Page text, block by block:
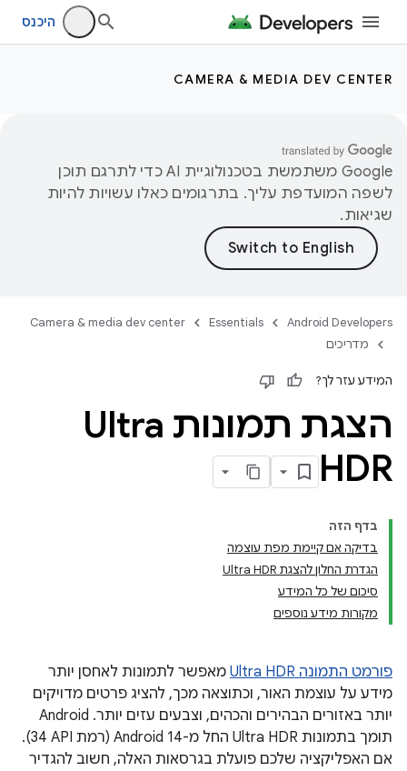
היכנס
CAMERA & MEDIA DEV CENTER
‫Google משתמשת בטכנולוגיית AI כדי לתרגם תוכן
לשפה המועדפת עליך. בתרגומים כאלו עשויות להיות
שגיאות.
Android Developers
Essentials
Camera & media dev center
מדריכים
המידע עזר לך?
הצגת תמונות Ultra
HDR
בדף הזה
בדיקה אם קיימת מפת עוצמה
הגדרת החלון להצגת Ultra HDR
סיכום של כל המידע
מקורות מידע נוספים
פורמט התמונה Ultra HDR
מאפשר לתמונות לאחסן יותר
מידע על עוצמת האור, וכתוצאה מכך, להציג פרטים מדויקים
יותר באזורים הבהירים והכהים, וצבעים עזים יותר. ‫Android
תומך בתמונות Ultra HDR החל מ-Android 14 (רמת API‏ 34).
אם האפליקציה שלכם פועלת בגרסאות האלה, חשוב להגדיר